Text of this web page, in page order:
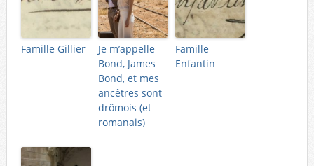
Famille Gillier
Je m’appelle
Bond, James
Bond, et mes
ancêtres sont
drômois (et
romanais)
Famille
Enfantin